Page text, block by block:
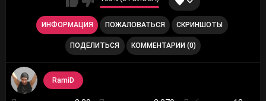
ИНФОРМАЦИЯ ПОЖАЛОВАТЬСЯ СКРИНШОТЫ
ПОДЕЛИТЬСЯ КОММЕНТАРИИ (0)
RamiD